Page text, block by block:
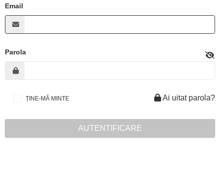
Email
Parola
ȚINE-MĂ MINTE Ai uitat parola?
AUTENTIFICARE